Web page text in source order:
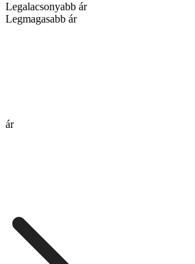
Legalacsonyabb ár
Legmagasabb ár
ár